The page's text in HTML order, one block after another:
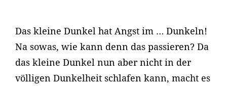
Das kleine Dunkel hat Angst im … Dunkeln!
Na sowas, wie kann denn das passieren? Da
das kleine Dunkel nun aber nicht in der
völligen Dunkelheit schlafen kann, macht es